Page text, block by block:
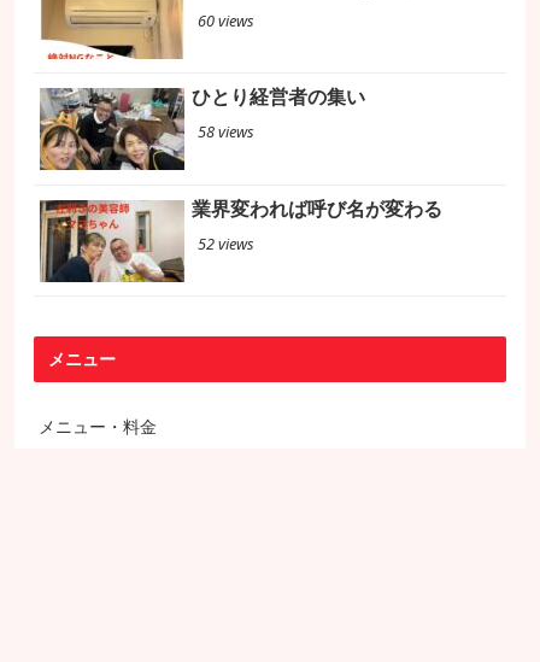
60 views
ひとり経営者の集い
58 views
業界変われば呼び名が変わる
52 views
メニュー
メニュー・料金